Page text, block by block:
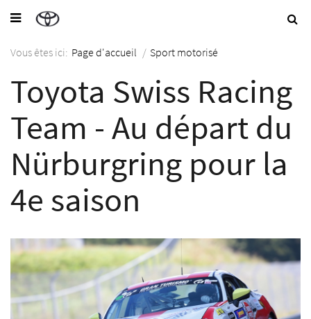
Vous êtes ici: Page d'accueil / Sport motorisé
Toyota Swiss Racing
Team - Au départ du
Nürburgring pour la
4e saison